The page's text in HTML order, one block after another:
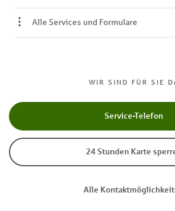
WIR SIND FÜR SIE
Service-Telefon
24 Stunden Karte
Alle
Alle Services und Formulare